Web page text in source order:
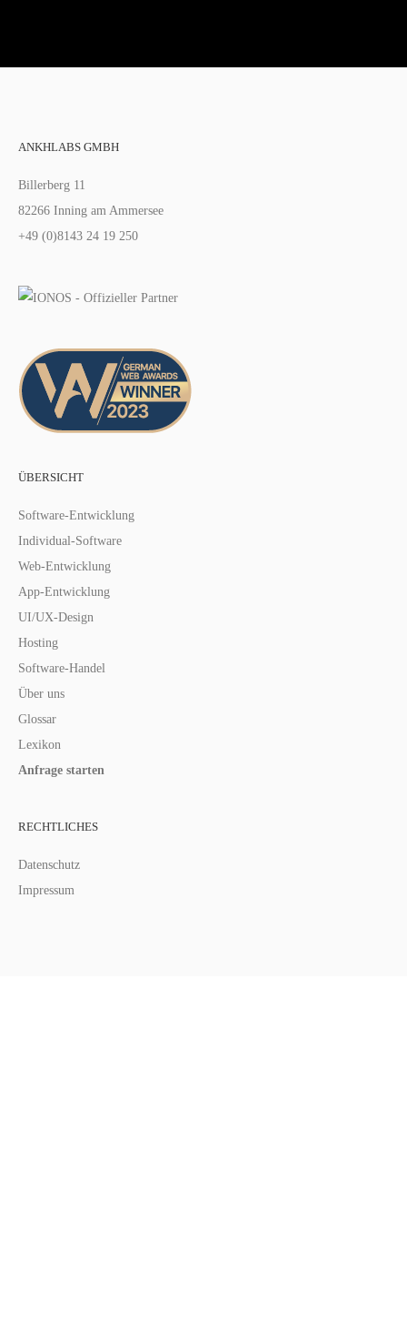
ANKHLABS GMBH
Billerberg 11
82266 Inning am Ammersee
+49 (0)8143 24 19 250
ÜBERSICHT
Software-Entwicklung
Individual-Software
Web-Entwicklung
App-Entwicklung
UI/UX-Design
Hosting
Software-Handel
Über uns
Glossar
Lexikon
Anfrage starten
RECHTLICHES
Datenschutz
Impressum